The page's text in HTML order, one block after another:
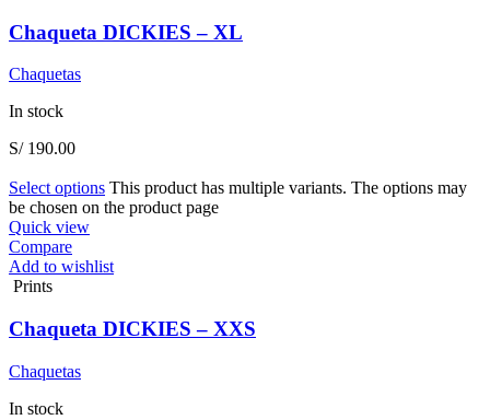
Chaqueta DICKIES – XL
Chaquetas
In stock
S/190.00
Select options This product has multiple variants. The options may
be chosen on the product page
Quick view
Compare
Add to wishlist
Prints
Chaqueta DICKIES – XXS
Chaquetas
In stock